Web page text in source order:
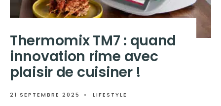
Thermomix TM7 : quand
innovation rime avec
plaisir de cuisiner !
21 SEPTEMBRE 2025 • LIFESTYLE